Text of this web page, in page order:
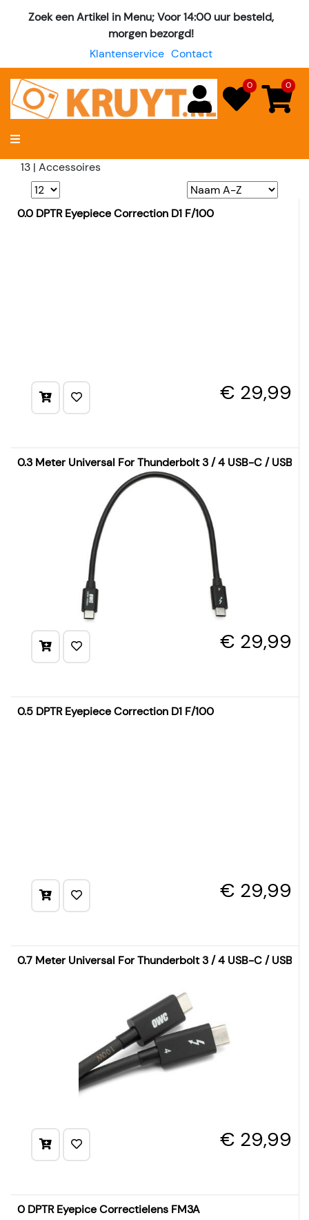
Zoek een Artikel in Menu; Voor 14:00 uur besteld,
morgen bezorgd!
Klantenservice Contact
0 0
13 | Accessoires
0.0 DPTR Eyepiece Correction D1 F/100
€ 29,99
0.3 Meter Universal For Thunderbolt 3 / 4 USB-C / USB 4
€ 29,99
0.5 DPTR Eyepiece Correction D1 F/100
€ 29,99
0.7 Meter Universal For Thunderbolt 3 / 4 USB-C / USB 4
€ 29,99
0 DPTR Eyepice Correctielens FM3A